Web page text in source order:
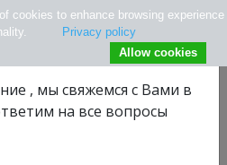
информации ?
, мы свяжемся с Вами в
на все вопросы
cookies to enhance browsing experience
Privacy policy
Allow cookies